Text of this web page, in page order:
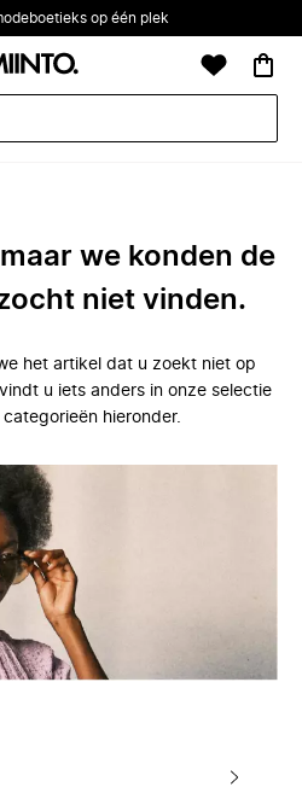
op één plek
we konden de
niet vinden.
het artikel dat u zoekt niet op
u iets anders in onze selectie
hieronder.